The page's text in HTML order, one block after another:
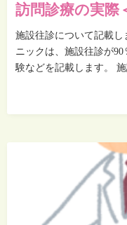
訪問診療の実際
施設往診について記載し
ニックは、施設往診が
験などを記載します。